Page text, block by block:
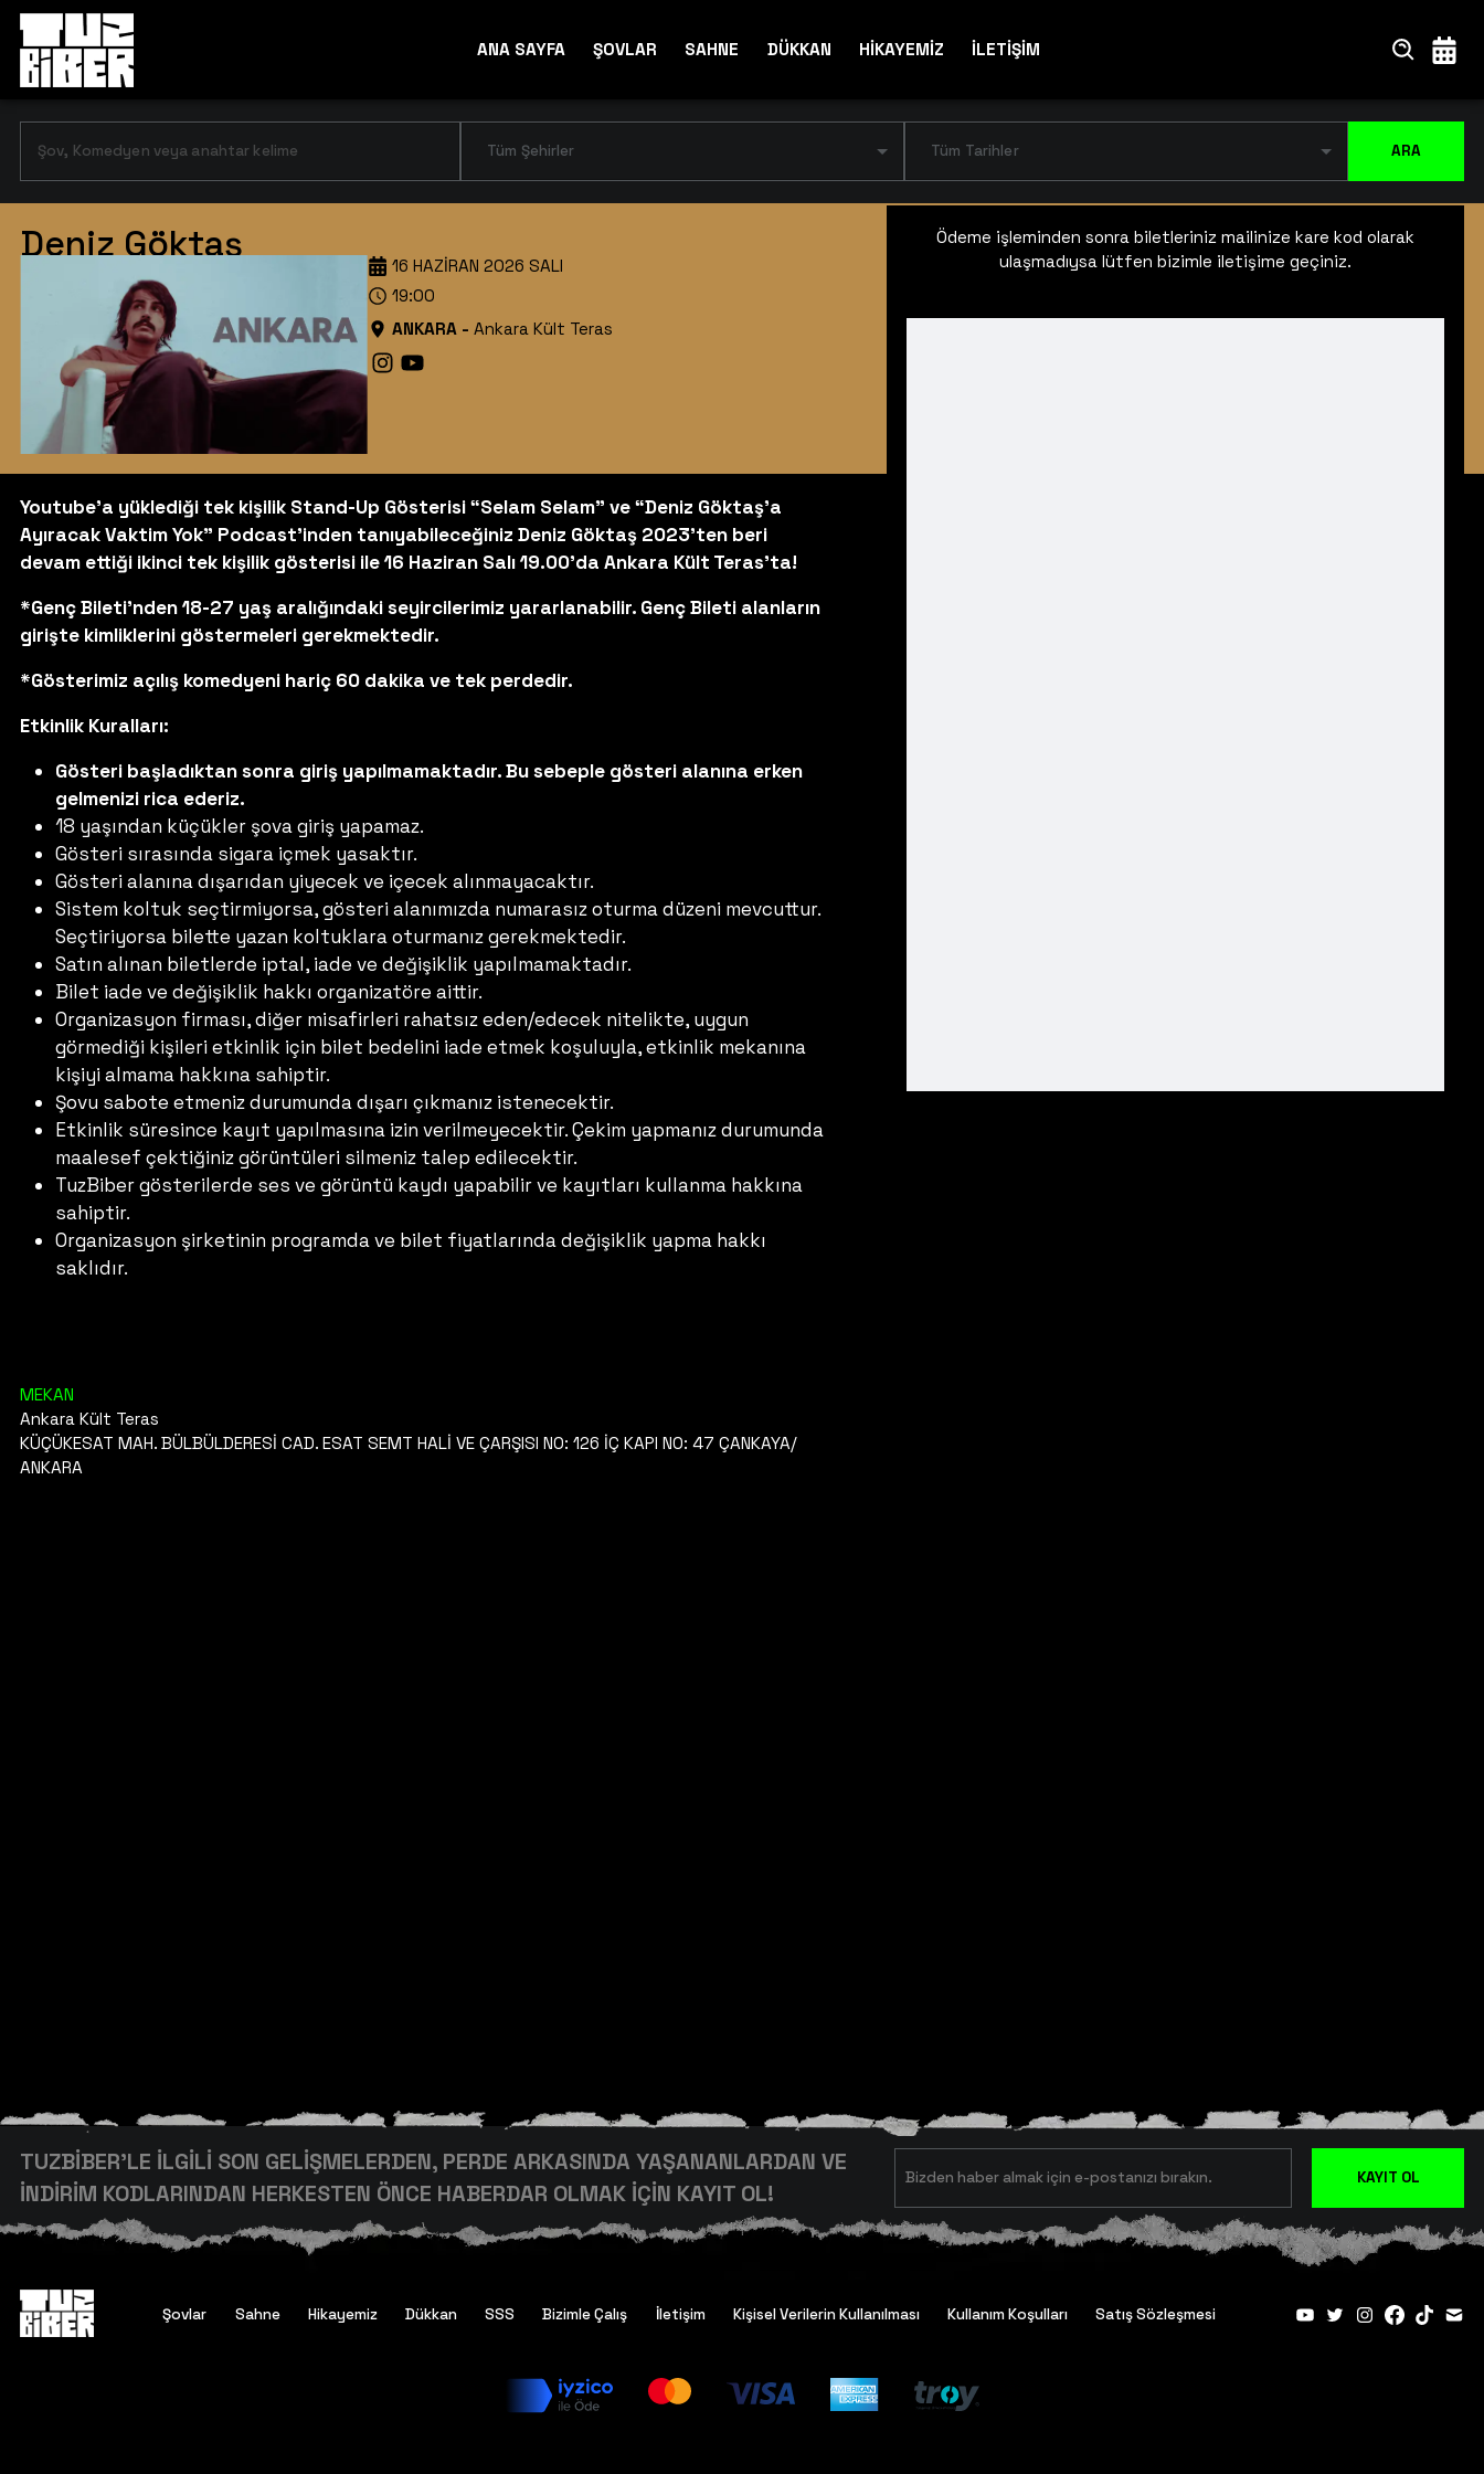
ANA SAYFA ŞOVLAR SAHNE DÜKKAN HİKAYEMİZ İLETİŞİM
Tüm Şehirler Tüm Tarihler ARA
Deniz Göktaş
ANKARA- Ankara Kült Teras
16 HAZIRAN 2026 SALI
19:00
Youtube’a yüklediği tek kişilik Stand-Up Gösterisi “Selam Selam” ve “Deniz Göktaş’a
Ayıracak Vaktim Yok” Podcast’inden tanıyabileceğiniz Deniz Göktaş 2023’ten beri
devam ettiği ikinci tek kişilik gösterisi ile 16 Haziran Salı 19.00'da Ankara Kült Teras'ta!
*Genç Bileti'nden 18-27 yaş aralığındaki seyircilerimiz yararlanabilir. Genç Bileti alanların
girişte kimliklerini göstermeleri gerekmektedir.
*Gösterimiz açılış komedyeni hariç 60 dakika ve tek perdedir.
Etkinlik Kuralları:
Gösteri başladıktan sonra giriş yapılmamaktadır. Bu sebeple gösteri alanına erken
gelmenizi rica ederiz.
18 yaşından küçükler şova giriş yapamaz.
Gösteri sırasında sigara içmek yasaktır.
Gösteri alanına dışarıdan yiyecek ve içecek alınmayacaktır.
Sistem koltuk seçtirmiyorsa, gösteri alanımızda numarasız oturma düzeni mevcuttur.
Seçtiriyorsa bilette yazan koltuklara oturmanız gerekmektedir.
Satın alınan biletlerde iptal, iade ve değişiklik yapılmamaktadır.
Bilet iade ve değişiklik hakkı organizatöre aittir.
Organizasyon firması, diğer misafirleri rahatsız eden/edecek nitelikte, uygun
görmediği kişileri etkinlik için bilet bedelini iade etmek koşuluyla, etkinlik mekanına
kişiyi almama hakkına sahiptir.
Şovu sabote etmeniz durumunda dışarı çıkmanız istenecektir.
Etkinlik süresince kayıt yapılmasına izin verilmeyecektir. Çekim yapmanız durumunda
maalesef çektiğiniz görüntüleri silmeniz talep edilecektir.
TuzBiber gösterilerde ses ve görüntü kaydı yapabilir ve kayıtları kullanma hakkına
sahiptir.
Organizasyon şirketinin programda ve bilet fiyatlarında değişiklik yapma hakkı
saklıdır.
MEKAN
Ankara Kült Teras
KÜÇÜKESAT MAH. BÜLBÜLDERESİ CAD. ESAT SEMT HALİ VE ÇARŞISI NO: 126 İÇ KAPI NO: 47 ÇANKAYA/
ANKARA
Ödeme işleminden sonra biletleriniz mailinize kare kod olarak
ulaşmadıysa lütfen bizimle iletişime geçiniz.
TUZBİBER’LE İLGİLİ SON GELİŞMELERDEN, PERDE ARKASINDA YAŞANANLARDAN VE
İNDİRİM KODLARINDAN HERKESTEN ÖNCE HABERDAR OLMAK İÇİN KAYIT OL!
KAYIT OL
Şovlar Sahne Hikayemiz Dükkan SSS Bizimle Çalış İletişim Kişisel Verilerin Kullanılması Kullanım Koşulları Satış Sözleşmesi